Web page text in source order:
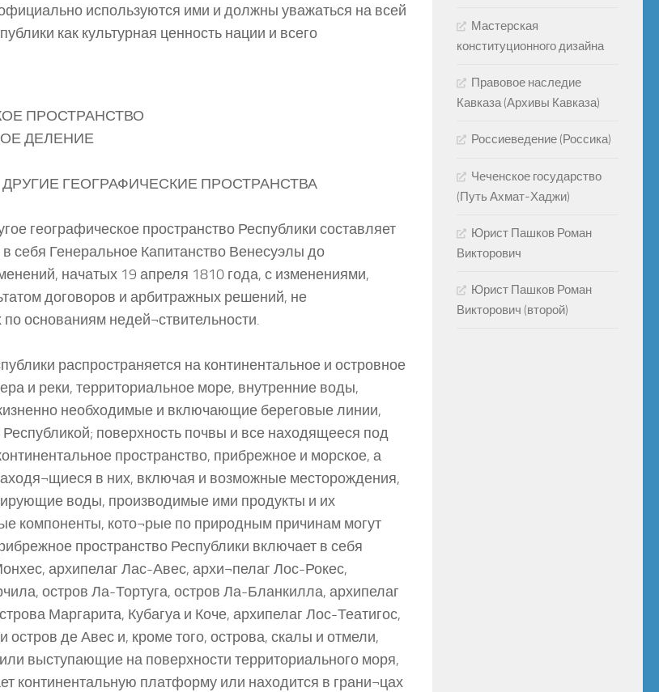
используются ими и должны уважаться на всей
как культурная ценность нации и всего
ПРОСТРАНСТВО
ДЕЛЕНИЕ
ГЕОГРАФИЧЕСКИЕ ПРОСТРАНСТВА
географическое пространство Республики составляет
себя Генеральное Капитанство Венесуэлы до
начатых 19 апреля 1810 года, с изменениями,
договоров и арбитражных решений, не
основаниям недей¬ствительности.
распространяется на континентальное и островное
и реки, территориальное море, внутренние воды,
необходимые и включающие береговые линии,
поверхность почвы и все находящееся под
пространство, прибрежное и морское, а
в них, включая и возможные месторождения,
воды, производимые ими продукты и их
компоненты, кото¬рые по природным причинам могут
пространство Республики включает в себя
архипелаг Лас-Авес, архи¬пелаг Лос-Рокес,
остров Ла-Тортуга, остров Ла-Бланкилла, архипелаг
Маргарита, Кубагуа и Коче, архипелаг Лос-Театигос,
остров де Авес и, кроме того, острова, скалы и отмели,
выступающие на поверхности территориального моря,
континентальную платформу или находится в грани¬цах
Мастерская
конституционного дизайна
Правовое наследие
Кавказа (Архивы Кавказа)
Россиеведение (Россика)
Чеченское государство
(Путь Ахмат-Хаджи)
Юрист Пашков Роман
Викторович
Юрист Пашков Роман
Викторович (второй)